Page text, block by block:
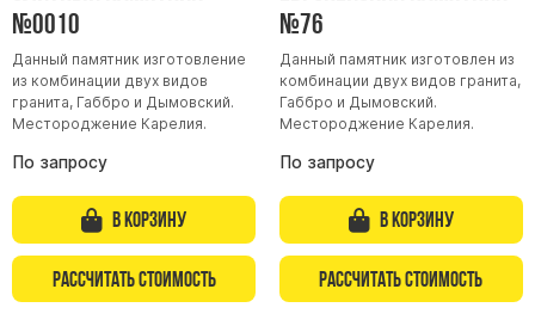
№0010
Данный памятник изготовление
из комбинации двух видов
гранита, Габбро и Дымовский.
Местороджение Карелия.
По запросу
В корзину
Рассчитать стоимость
№76
Данный памятник изготовлен из
комбинации двух видов гранита,
Габбро и Дымовский.
Местороджение Карелия.
По запросу
В корзину
Рассчитать стоимость